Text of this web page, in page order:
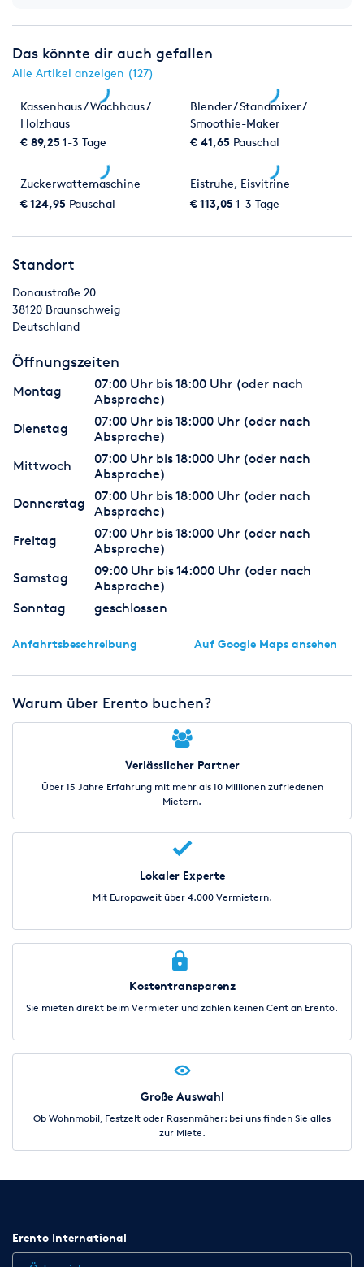
Das könnte dir auch gefallen
Alle Artikel anzeigen (127)
Kassenhaus / Wachhaus /
Holzhaus
€ 89,251-3 Tage
Blender / Standmixer /
Smoothie-Maker
/KitchenAid
€ 41,65 Pauschal
Zuckerwattemaschine
€ 124,95 Pauschal
Eistruhe, Eisvitrine
€ 113,051-3 Tage
Standort
Donaustraße 20
38120 Braunschweig
Deutschland
Öffnungszeiten
Montag
07:00 Uhr bis 18:00 Uhr (oder nach
Absprache)
Dienstag
07:00 Uhr bis 18:000 Uhr (oder nach
Absprache)
Mittwoch
07:00 Uhr bis 18:000 Uhr (oder nach
Absprache)
Donnerstag
07:00 Uhr bis 18:000 Uhr (oder nach
Absprache)
Freitag
07:00 Uhr bis 18:000 Uhr (oder nach
Absprache)
Samstag
09:00 Uhr bis 14:000 Uhr (oder nach
Absprache)
Sonntag
geschlossen
Anfahrtsbeschreibung Auf Google Maps ansehen
Warum über Erento buchen?
Verlässlicher Partner
Über 15 Jahre Erfahrung mit mehr als 10 Millionen zufriedenen
Mietern.
Lokaler Experte
Mit Europaweit über 4.000 Vermietern.
Kostentransparenz
Sie mieten direkt beim Vermieter und zahlen keinen Cent an Erento.
Große Auswahl
Ob Wohnmobil, Festzelt oder Rasenmäher: bei uns finden Sie alles
zur Miete.
Erento International